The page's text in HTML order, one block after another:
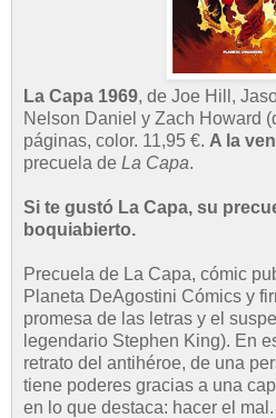
La Capa 1969, de Joe Hill,
Nelson Daniel y Zach Howard
páginas, color. 11,95 €. A la
precuela de La Capa.
Si te gustó La Capa, su
boquiabierto.
Precuela de La Capa, cómic
Planeta DeAgostini Cómics y
promesa de las letras y el
legendario Stephen King). En
retrato del antihéroe, de una
tiene poderes gracias a una
en lo que destaca: hacer el mal.